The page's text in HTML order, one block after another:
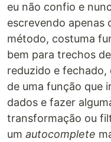
eu não confio e
escrevendo apenas
método, costuma
bem para trechos
reduzido e
de uma função que
dados e fazer
transformação ou
um autocomplete